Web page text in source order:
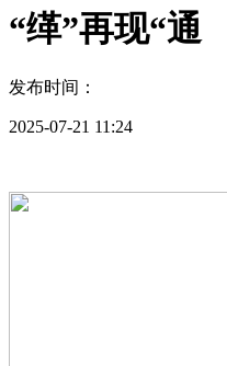
“缂”再现“通
发布时间：
2025-07-21 11:24